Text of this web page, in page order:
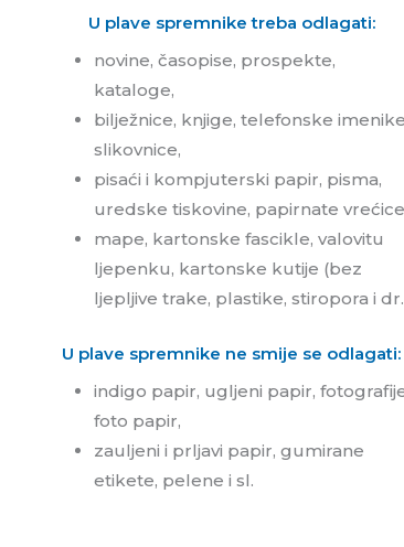
U plave spremnike treba odlagati:
novine, časopise, prospekte,
kataloge,
bilježnice, knjige, telefonske
slikovnice,
pisaći i kompjuterski papir, pisma,
uredske tiskovine, papirnate
mape, kartonske fascikle, valovitu
ljepenku, kartonske kutije (bez
ljepljive trake, plastike, stiropora i
U plave spremnike ne smije se odlagati:
indigo papir, ugljeni papir,
foto papir,
zauljeni i prljavi papir, gumirane
etikete, pelene i sl.